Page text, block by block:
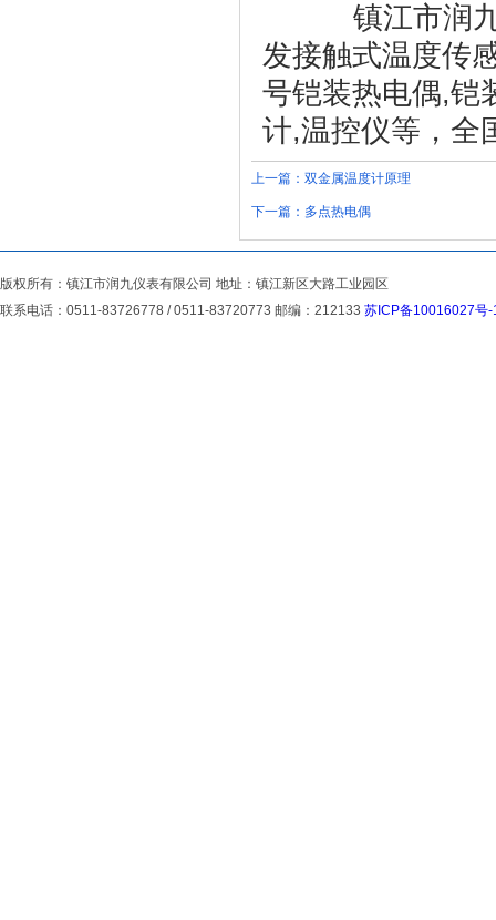
镇江市润九
发接触式温度传
号铠装热电偶,铠
计,温控仪等，全
上一篇： 双金属温度计原理
下一篇： 多点热电偶
版权所有：镇江市润九仪表有限公司 地址：镇江新区大路工业园区
联系电话：0511-83726778 / 0511-83720773 邮编：212133 苏ICP备10016027号-